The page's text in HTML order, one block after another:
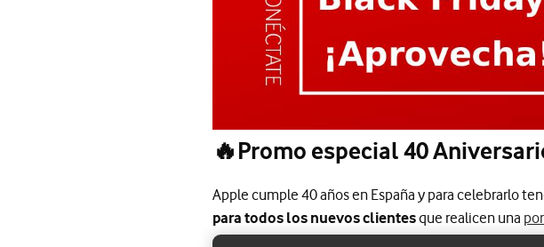
🔥Promo especial 40
Apple cumple 40 años en España y para celebrarlo
para todos los nuevos clientesque realicen una